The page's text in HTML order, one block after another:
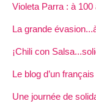
Violeta Parra : à
La grande
¡Chili con
Le blog d’un
Une journée de